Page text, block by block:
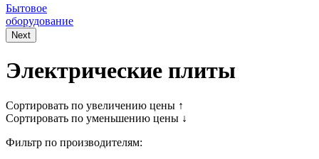
Бытовое
оборудование
Next
Электрические плиты
Сортировать по увеличению цены ↑
Сортировать по уменьшению цены ↓
Фильтр по производителям: